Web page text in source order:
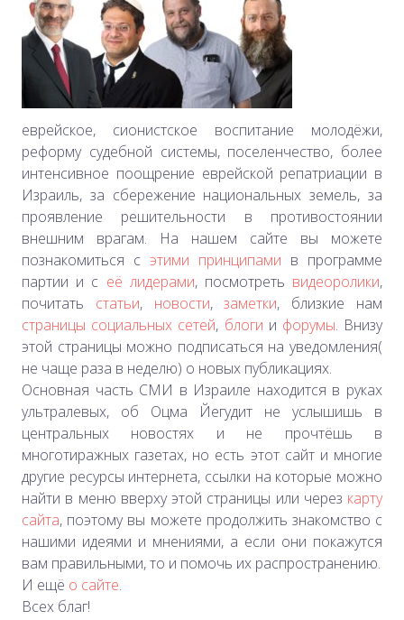
еврейское, сионистское воспитание молодёжи,
реформу судебной системы, поселенчество, более
интенсивное поощрение еврейской репатриации в
Израиль, за сбережение национальных земель, за
проявление решительности в противостоянии
внешним врагам. На нашем сайте вы можете
познакомиться с этими принципами в программе
партии и с её лидерами, посмотреть видеоролики,
почитать статьи, новости,заметки, близкие нам
страницы социальных сетей, блоги и форумы. Внизу
этой страницы можно подписаться на уведомления(
не чаще раза в неделю) о новых публикациях.
Основная часть СМИ в Израиле находится в руках
ультралевых, об Оцма Йегудит не услышишь в
центральных новостях и не прочтёшь в
многотиражных газетах, но есть этот сайт и многие
другие ресурсы интернета, ссылки на которые можно
найти в меню вверху этой страницы или через карту
сайта, поэтому вы можете продолжить знакомство с
нашими идеями и мнениями, а если они покажутся
вам правильными, то и помочь их распространению.
И ещё о сайте.
Всех благ!